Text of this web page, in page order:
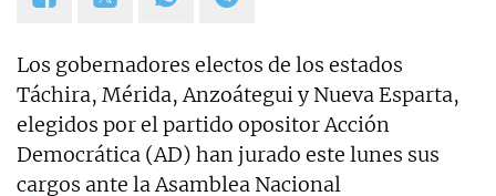
Los gobernadores electos de los estados
Táchira, Mérida, Anzoátegui y Nueva Esparta,
elegidos por el partido opositor Acción
Democrática (AD) han jurado este lunes sus
cargos ante la Asamblea Nacional